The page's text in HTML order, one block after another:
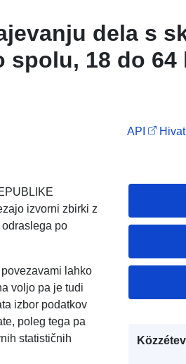
dela s
spolu, 18 do 64
API
izvorni zbirki z
po
lahko
voljo pa je tudi
izbor podatkov
poleg tega pa
statističnih